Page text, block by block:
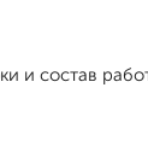
и состав